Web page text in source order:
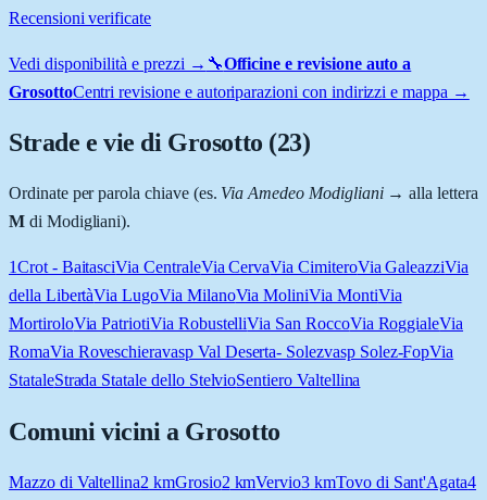
Recensioni verificate
Vedi disponibilità e prezzi → 🔧Officine e revisione auto a
GrosottoCentri revisione e autoriparazioni con indirizzi e mappa →
Strade e vie di Grosotto (23)
Ordinate per parola chiave (es. Via Amedeo Modigliani→ alla lettera
Mdi Modigliani).
1Crot - BaitasciVia CentraleVia CervaVia CimiteroVia GaleazziVia
della LibertàVia LugoVia MilanoVia MoliniVia MontiVia
MortiroloVia PatriotiVia RobustelliVia San RoccoVia RoggialeVia
RomaVia Roveschieravasp Val Deserta- Solezvasp Solez-FopVia
StataleStrada Statale dello StelvioSentiero Valtellina
Comuni vicini a Grosotto
Mazzo di Valtellina2 kmGrosio2 kmVervio3 kmTovo di Sant'Agata4